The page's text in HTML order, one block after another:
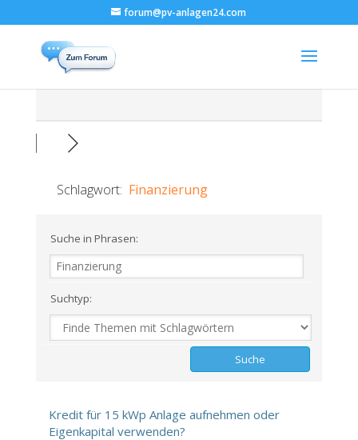
forum@pv-anlagen24.com
Schlagwort: Finanzierung
Suche in Phrasen:
Suchtyp:
Kredit für 15 kWp Anlage aufnehmen oder
Eigenkapital verwenden?